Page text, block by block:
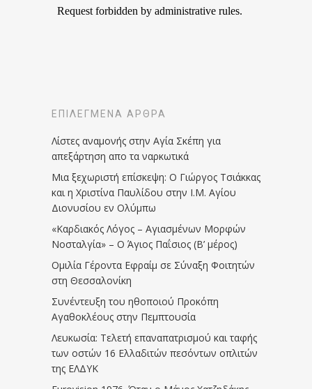
ΕΠΙΛΕΓΜΈΝΑ ΆΡΘΡΑ
Λίστες αναμονής στην Αγία Σκέπη για
απεξάρτηση απο τα ναρκωτικά
Μια ξεχωριστή επίσκεψη: Ο Γιώργος Τσιάκκας
και η Χριστίνα Παυλίδου στην Ι.Μ. Αγίου
Διονυσίου εν Ολύμπω
«Καρδιακός Λόγος – Αγιασμένων Μορφών
Νοσταλγία» – Ο Άγιος Παΐσιος (Β’ μέρος)
Ομιλία Γέροντα Εφραίμ σε Σύναξη Φοιτητών
στη Θεσσαλονίκη
Συνέντευξη του ηθοποιού Προκόπη
Αγαθοκλέους στην Πεμπτουσία
Λευκωσία: Τελετή επαναπατρισμού και ταφής
των οστών 16 Ελλαδιτών πεσόντων οπλιτών
της ΕΛΔΥΚ